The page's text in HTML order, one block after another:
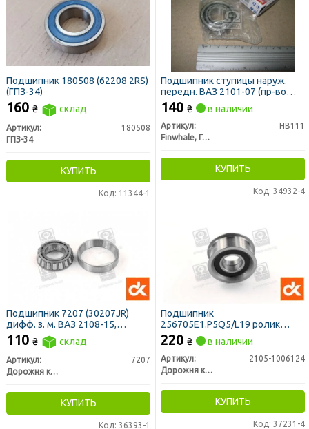
Подшипник 180508 (62208 2RS)
(ГПЗ-34)
160 ₴ склад
Артикул:
180508
ГПЗ-34
КУПИТЬ
Код: 11344-1
Подшипник ступицы наруж.
передн. ВАЗ 2101-07 (пр-во
FINWHALE)
140 ₴ в наличии
Артикул:
HB111
Finwhale, Германия
КУПИТЬ
Код: 34932-4
Подшипник 7207 (30207JR)
дифф. з. м. ВАЗ 2108-15,
Москвич (ДК)
110 ₴ склад
Артикул:
7207
Дорожня карта
КУПИТЬ
Код: 36393-1
Подшипник
256705Е1.P5Q5/L19 ролик
натяж.ГРМ ст.обр.ВАЗ <ДК>
220 ₴ в наличии
Артикул:
2105-1006124
Дорожня карта
КУПИТЬ
Код: 37231-4